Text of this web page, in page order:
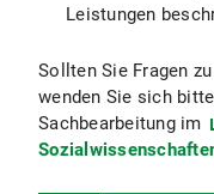
Leistungen
Sollten Sie Fragen
wenden Sie sich
Sachbearbeitung im